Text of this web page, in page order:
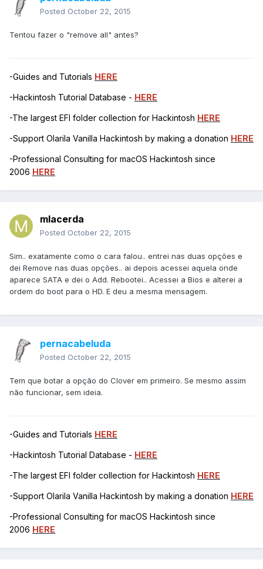
Posted October 22, 2015
Tentou fazer o "remove all" antes?
-Guides and Tutorials HERE
-Hackintosh Tutorial Database - HERE
-The largest EFI folder collection for Hackintosh HERE
-Support Olarila Vanilla Hackintosh by making a donation HERE
-Professional Consulting for macOS Hackintosh since
2006 HERE
mlacerda
Posted October 22, 2015
Sim.. exatamente como o cara falou.. entrei nas duas opções e
dei Remove nas duas opções.. ai depois acessei aquela onde
aparece SATA e dei o Add. Rebootei.. Acessei a Bios e alterei a
ordem do boot para o HD. E deu a mesma mensagem.
pernacabeluda
Posted October 22, 2015
Tem que botar a opção do Clover em primeiro. Se mesmo assim
não funcionar, sem ideia.
-Guides and Tutorials HERE
-Hackintosh Tutorial Database - HERE
-The largest EFI folder collection for Hackintosh HERE
-Support Olarila Vanilla Hackintosh by making a donation HERE
-Professional Consulting for macOS Hackintosh since
2006 HERE